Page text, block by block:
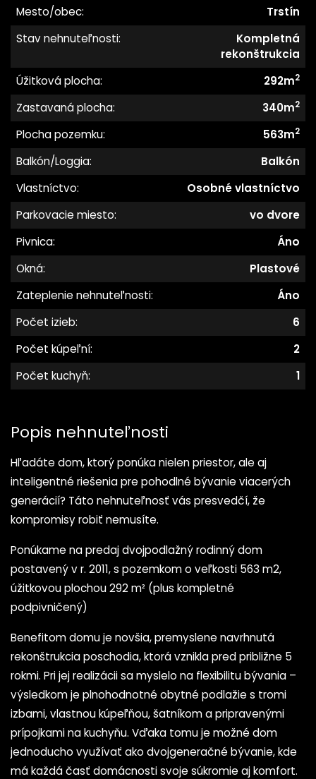
Mesto/obec:
Trstín
Stav nehnuteľnosti:
Kompletná
rekonštrukcia
Úžitková plocha:
292m2
Zastavaná plocha: 340m2
Plocha pozemku: 563m2
Balkón/Loggia:
Balkón
Vlastníctvo:
Osobné vlastníctvo
Parkovacie miesto:
vo dvore
Pivnica:
Áno
Okná:
Plastové
Zateplenie nehnuteľnosti:
Áno
Počet izieb:
6
Počet kúpeľní:
2
Počet kuchyň:
1
Popis nehnuteľnosti
Hľadáte dom, ktorý ponúka nielen priestor, ale aj
inteligentné riešenia pre pohodlné bývanie viacerých
generácií? Táto nehnuteľnosť vás presvedčí, že
kompromisy robiť nemusíte.
Ponúkame na predaj dvojpodlažný rodinný dom
postavený v r. 2011, s pozemkom o veľkosti 563 m2,
úžitkovou plochou 292 m² (plus kompletné
podpivničený)
Benefitom domu je novšia, premyslene navrhnutá
rekonštrukcia poschodia, ktorá vznikla pred približne 5
rokmi. Pri jej realizácii sa myslelo na flexibilitu bývania –
výsledkom je plnohodnotné obytné podlažie s tromi
izbami, vlastnou kúpeľňou, šatníkom a pripravenými
prípojkami na kuchyňu. Vďaka tomu je možné dom
jednoducho využívať ako dvojgeneračné bývanie, kde
má každá časť domácnosti svoje súkromie aj komfort.